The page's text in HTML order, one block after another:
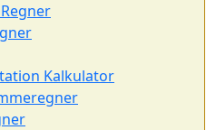
Kalkulator